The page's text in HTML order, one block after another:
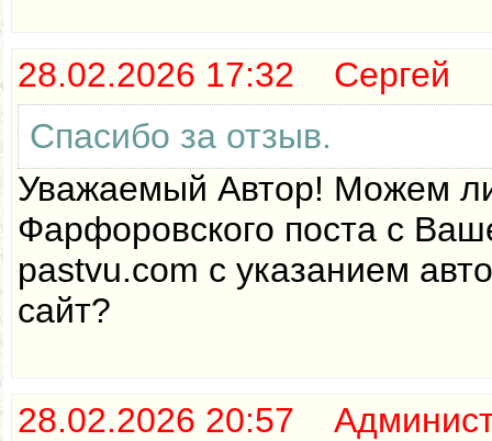
28.02.2026 17:32 Сергей
Спасибо за отзыв.
Уважаемый Автор! Можем
Фарфоровского поста с
pastvu.com с указанием
сайт?
28.02.2026 20:57